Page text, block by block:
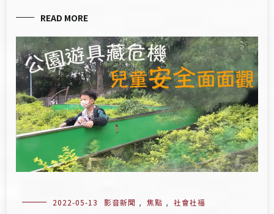
READ MORE
2022-05-13 影音新聞 , 焦點 , 社會社福